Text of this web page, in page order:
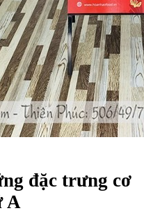
đặc trưng cơ
A